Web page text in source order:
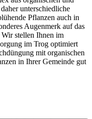
unterschiedliche
Pflanzen auch in
Augenmerk auf das
stellen Ihnen im
im Trog optimiert
mit organischen
in Ihrer Gemeinde gut